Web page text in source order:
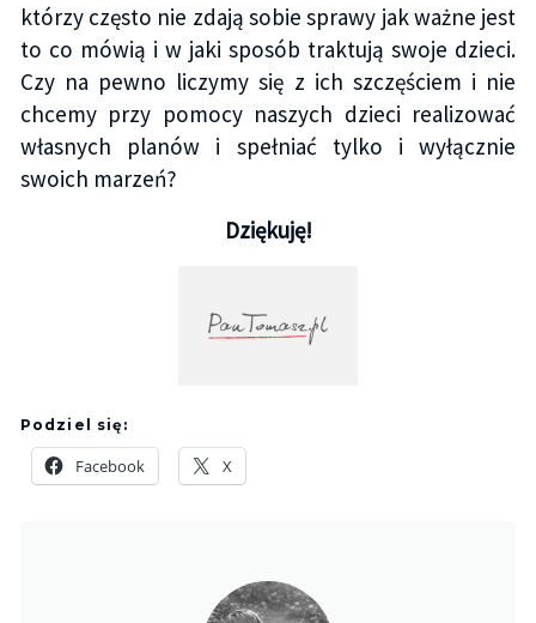
którzy często nie zdają sobie sprawy jak ważne jest
to co mówią i w jaki sposób traktują swoje dzieci.
Czy na pewno liczymy się z ich szczęściem i nie
chcemy przy pomocy naszych dzieci realizować
własnych planów i spełniać tylko i wyłącznie
swoich marzeń?
Dziękuję!
Podziel się:
Facebook X